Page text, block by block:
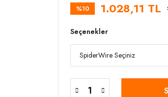
%10 1.028,11 TL
Seçenekler